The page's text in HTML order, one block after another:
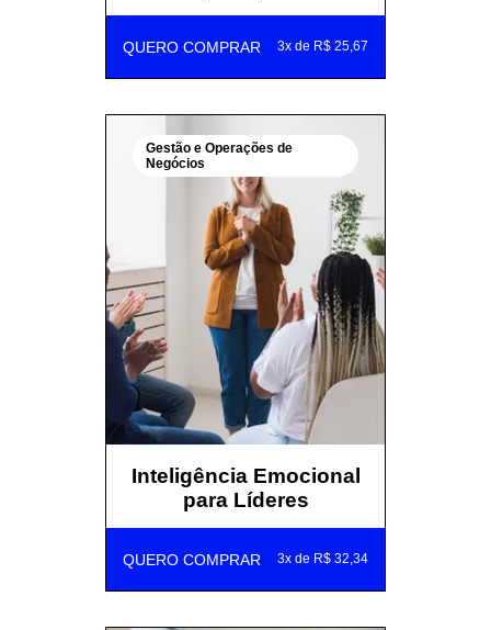
QUERO COMPRAR 3x de R$ 25,67
Gestão e Operações de
Negócios
Inteligência Emocional
para Líderes
QUERO COMPRAR 3x de R$ 32,34